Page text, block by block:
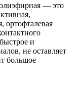
— это
ортофталевая
и
не оставляет
большое